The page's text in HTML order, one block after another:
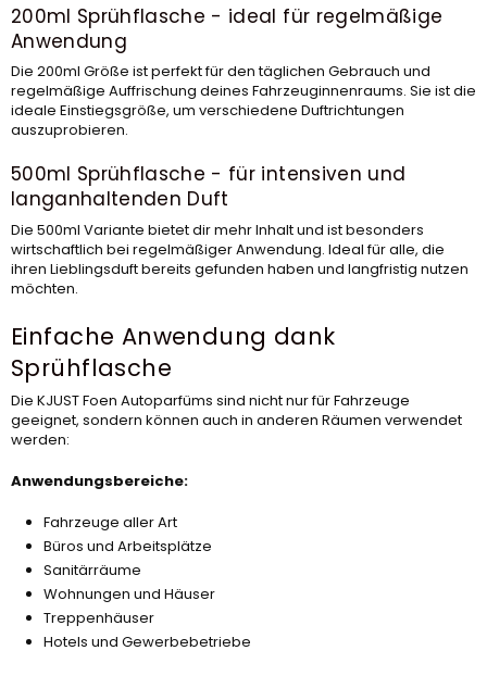
200ml Sprühflasche - ideal für regelmäßige
Anwendung
Die 200ml Größe ist perfekt für den täglichen Gebrauch und
regelmäßige Auffrischung deines Fahrzeuginnenraums. Sie ist die
ideale Einstiegsgröße, um verschiedene Duftrichtungen
auszuprobieren.
500ml Sprühflasche - für intensiven und
langanhaltenden Duft
Die 500ml Variante bietet dir mehr Inhalt und ist besonders
wirtschaftlich bei regelmäßiger Anwendung. Ideal für alle, die
ihren Lieblingsduft bereits gefunden haben und langfristig nutzen
möchten.
Einfache Anwendung dank
Sprühflasche
Die KJUST Foen Autoparfüms sind nicht nur für Fahrzeuge
geeignet, sondern können auch in anderen Räumen verwendet
werden:
Anwendungsbereiche:
Fahrzeuge aller Art
Büros und Arbeitsplätze
Sanitärräume
Wohnungen und Häuser
Treppenhäuser
Hotels und Gewerbebetriebe